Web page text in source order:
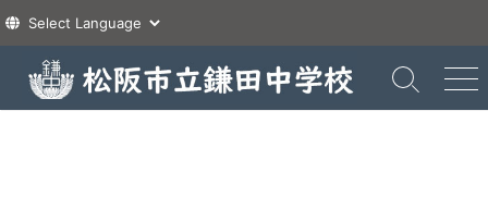
テ
検
索
メ
ニ